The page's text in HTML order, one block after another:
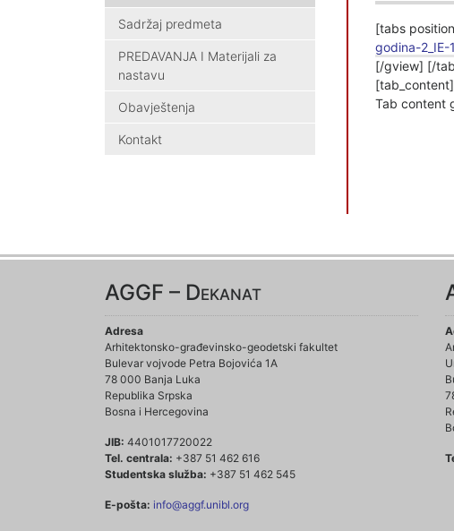
Sadržaj predmeta
PREDAVANJA I Materijali za
nastavu
Obavještenja
Kontakt
[tabs
godina-2_IE-
[/gview] [/
Tab content
AGGF – Dekanat
Adresa
Arhitektonsko-građevinsko-geodetski fakultet
Bulevar vojvode Petra Bojovića 1A
78 000 Banja Luka
Republika Srpska
Bosna i Hercegovina
JIB: 4401017720022
Tel. centrala: +387 51 462 616
Studentska služba: +387 51 462 545
E-pošta: info@aggf.unibl.org